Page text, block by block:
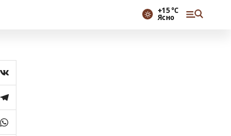
+15 °С
Ясно